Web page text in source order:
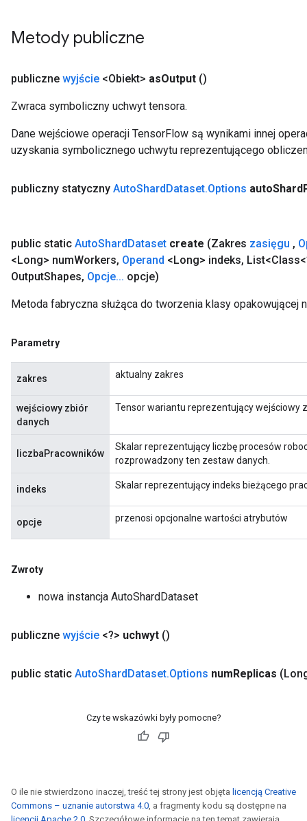
Metody publiczne
publiczne wyjście <Obiekt> asOutput ()
Zwraca symboliczny uchwyt tensora.
Dane wejściowe operacji TensorFlow są wynikami innej
uzyskania symbolicznego uchwytu reprezentującego
publiczny statyczny AutoShardDataset.Options autoShard
public static AutoShardDataset create (Zakres zasięgu ,
<Long> numWorkers, Operand <Long> indeks,
OutputShapes, Opcje... opcje)
Metoda fabryczna służąca do tworzenia klasy opakowującej
Parametry
zakres aktualny zakres
wejściowy zbiór
danych
Tensor wariantu reprezentujący wejściowy
liczbaPracowników
Skalar reprezentujący liczbę procesów
rozprowadzony ten zestaw danych.
indeks Skalar reprezentujący indeks bieżącego
opcje przenosi opcjonalne wartości atrybutów
Zwroty
nowa instancja AutoShardDataset
publiczne wyjście <?> uchwyt ()
public static AutoShardDataset.Options numReplicas
Czy te wskazówki były pomocne?
O ile nie stwierdzono inaczej, treść tej strony jest objęta licencją Creative
Commons – uznanie autorstwa 4.0, a fragmenty kodu są dostępne na